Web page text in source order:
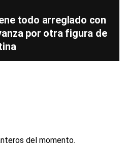
todo arreglado con
por otra figura de